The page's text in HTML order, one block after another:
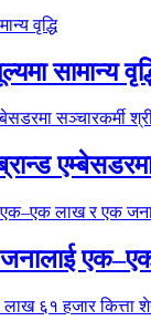
सामान्य
जनालाई